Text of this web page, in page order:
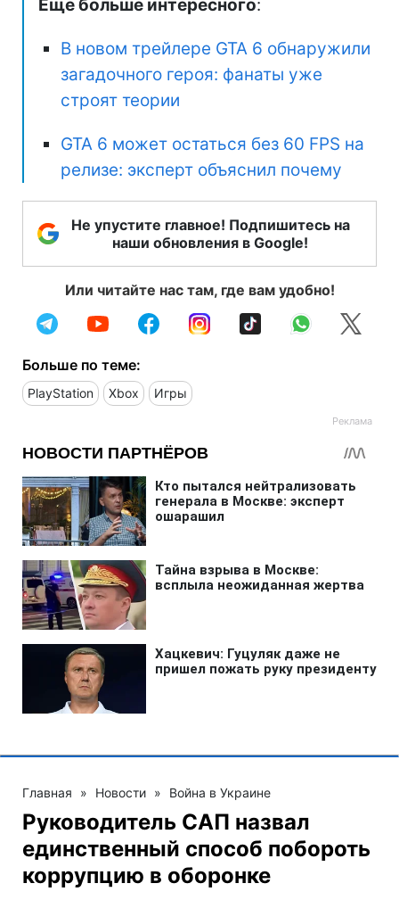
Еще больше интересного:
В новом трейлере GTA 6 обнаружили
загадочного героя: фанаты уже
строят теории
GTA 6 может остаться без 60 FPS на
релизе: эксперт объяснил почему
Не упустите главное! Подпишитесь на
наши обновления в Google!
Или читайте нас там, где вам удобно!
Больше по теме:
PlayStation Xbox Игры
Главная » Новости » Война в Украине
Руководитель САП назвал
единственный способ побороть
коррупцию в оборонке